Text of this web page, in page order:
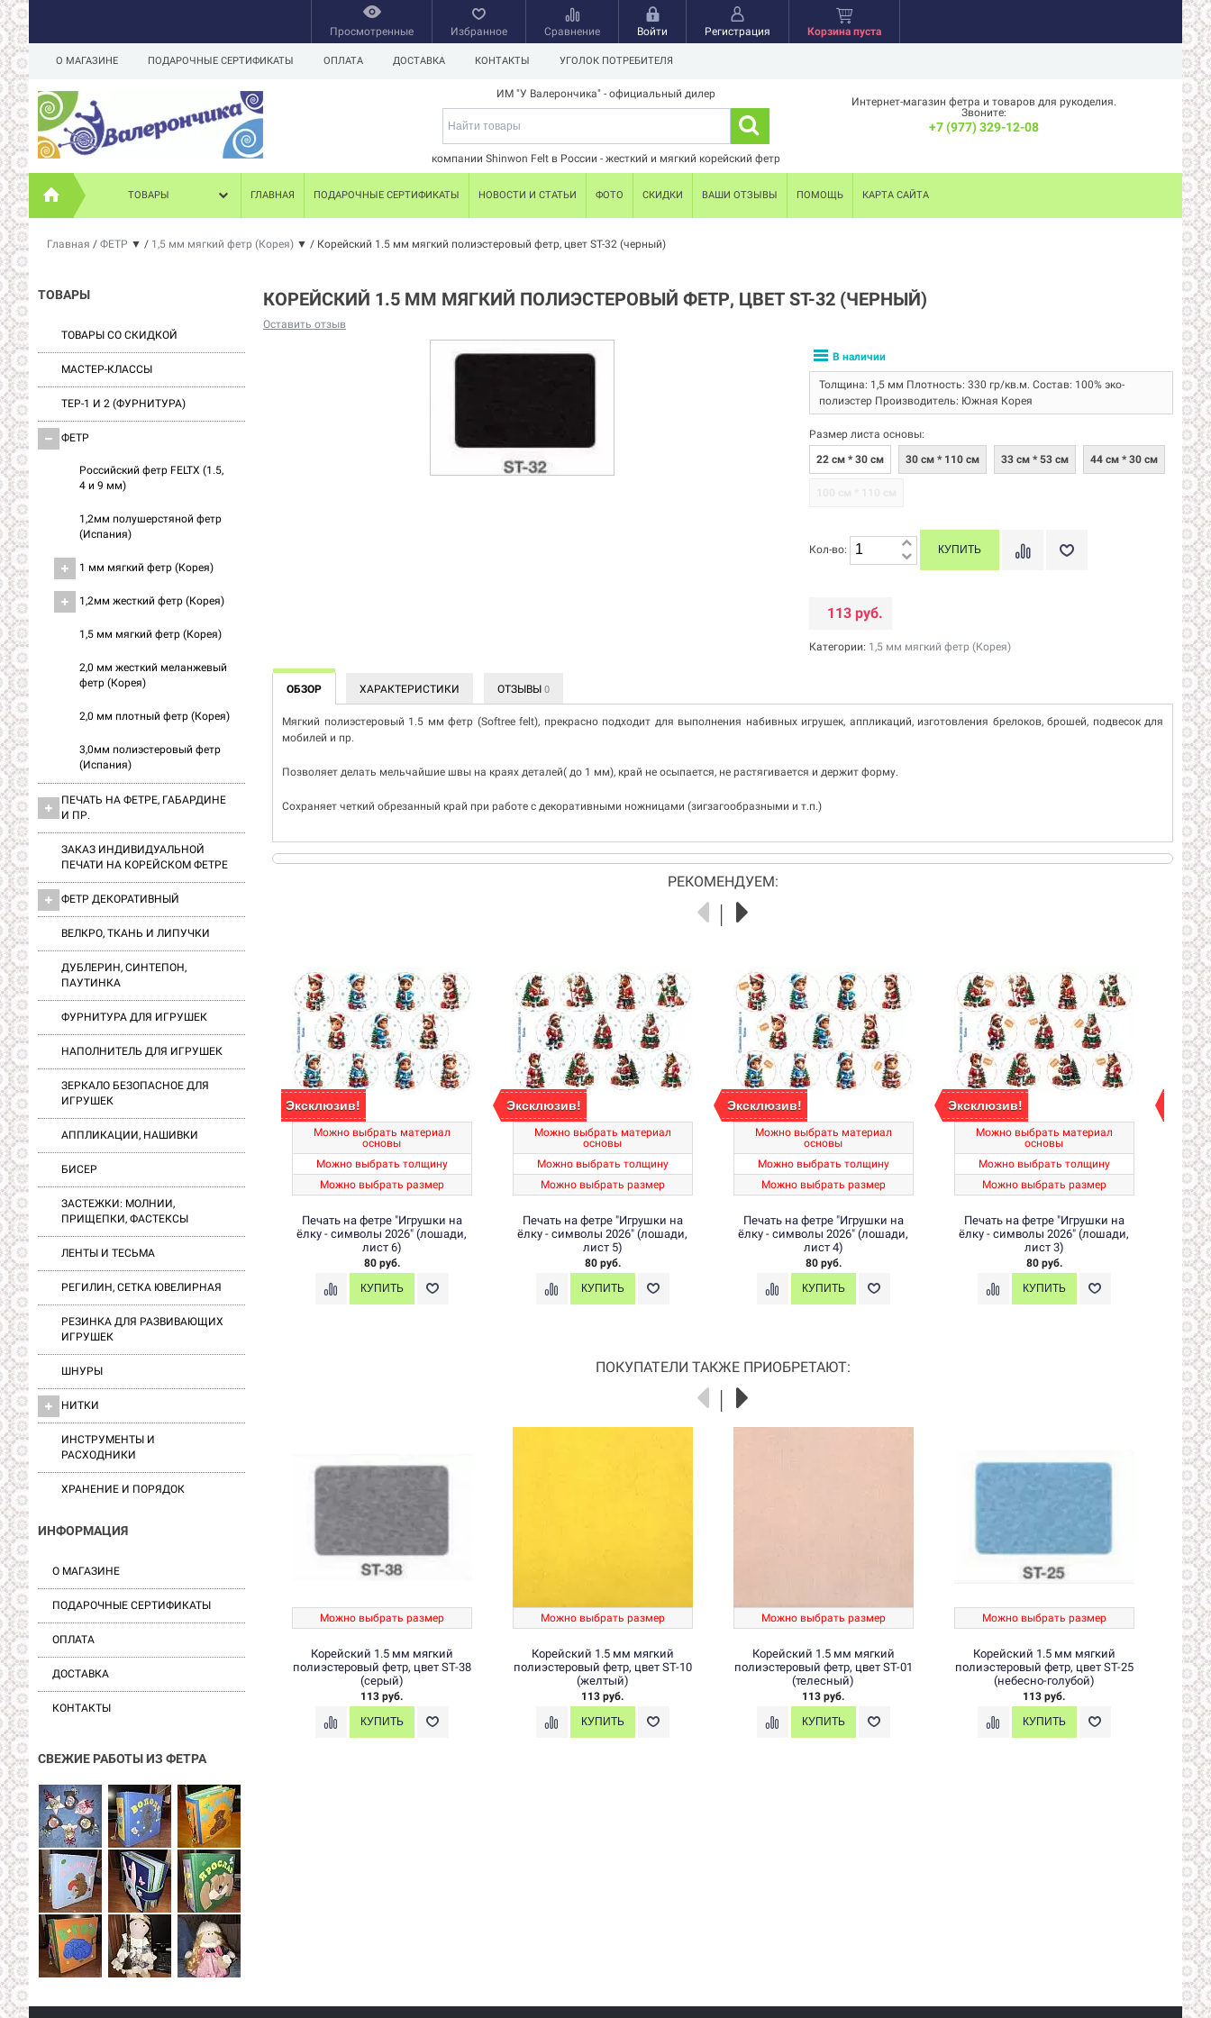
Просмотренные Избранное Сравнение Войти Регистрация Корзина пуста
О МАГАЗИНЕ ПОДАРОЧНЫЕ СЕРТИФИКАТЫ ОПЛАТА ДОСТАВКА КОНТАКТЫ УГОЛОК ПОТРЕБИТЕЛЯ
ИМ "У Валерончика" - официальный дилер
компании Shinwon Felt в России - жесткий и мягкий корейский фетр
Интернет-магазин фетра и товаров для рукоделия.
Звоните:
+7 (977) 329-12-08
ТОВАРЫ ГЛАВНАЯ ПОДАРОЧНЫЕ СЕРТИФИКАТЫ НОВОСТИ И СТАТЬИ ФОТО СКИДКИ ВАШИ ОТЗЫВЫ ПОМОЩЬ КАРТА САЙТА
Главная / ФЕТР ▼ / 1,5 мм мягкий фетр (Корея) ▼ / Корейский 1.5 мм мягкий полиэстеровый фетр, цвет ST-32 (черный)
ТОВАРЫ
ТОВАРЫ СО СКИДКОЙ
МАСТЕР-КЛАССЫ
ТЕР-1 И 2 (ФУРНИТУРА)
ФЕТР
Российский фетр FELTX (1.5,
4 и 9 мм)
1,2мм полушерстяной фетр
(Испания)
1 мм мягкий фетр (Корея)
1,2мм жесткий фетр (Корея)
1,5 мм мягкий фетр (Корея)
2,0 мм жесткий меланжевый
фетр (Корея)
2,0 мм плотный фетр (Корея)
3,0мм полиэстеровый фетр
(Испания)
ПЕЧАТЬ НА ФЕТРЕ, ГАБАРДИНЕ
И ПР.
ЗАКАЗ ИНДИВИДУАЛЬНОЙ
ПЕЧАТИ НА КОРЕЙСКОМ ФЕТРЕ
ФЕТР ДЕКОРАТИВНЫЙ
ВЕЛКРО, ТКАНЬ И ЛИПУЧКИ
ДУБЛЕРИН, СИНТЕПОН,
ПАУТИНКА
ФУРНИТУРА ДЛЯ ИГРУШЕК
НАПОЛНИТЕЛЬ ДЛЯ ИГРУШЕК
ЗЕРКАЛО БЕЗОПАСНОЕ ДЛЯ
ИГРУШЕК
АППЛИКАЦИИ, НАШИВКИ
БИСЕР
ЗАСТЕЖКИ: МОЛНИИ,
ПРИЩЕПКИ, ФАСТЕКСЫ
ЛЕНТЫ И ТЕСЬМА
РЕГИЛИН, СЕТКА ЮВЕЛИРНАЯ
РЕЗИНКА ДЛЯ РАЗВИВАЮЩИХ
ИГРУШЕК
ШНУРЫ
НИТКИ
ИНСТРУМЕНТЫ И
РАСХОДНИКИ
ХРАНЕНИЕ И ПОРЯДОК
ИНФОРМАЦИЯ
О МАГАЗИНЕ
ПОДАРОЧНЫЕ СЕРТИФИКАТЫ
ОПЛАТА
ДОСТАВКА
КОНТАКТЫ
СВЕЖИЕ РАБОТЫ ИЗ ФЕТРА
КОРЕЙСКИЙ 1.5 ММ МЯГКИЙ ПОЛИЭСТЕРОВЫЙ ФЕТР, ЦВЕТ ST-32 (ЧЕРНЫЙ)
Оставить отзыв
В наличии
Толщина: 1,5 мм Плотность: 330 гр/кв.м. Состав: 100% эко-
полиэстер Производитель: Южная Корея
Размер листа основы:
22 см * 30 см
30 см * 110 см 33 см * 53 см 44 см * 30 см
Кол-во:
113 руб.
Категории: 1,5 мм мягкий фетр (Корея)
ОБЗОР ХАРАКТЕРИСТИКИ ОТЗЫВЫ 0
Мягкий полиэстеровый 1.5 мм фетр (Softree felt), прекрасно подходит для выполнения набивных игрушек, аппликаций, изготовления брелоков, брошей, подвесок для
мобилей и пр.
Позволяет делать мельчайшие швы на краях деталей( до 1 мм), край не осыпается, не растягивается и держит форму.
Сохраняет четкий обрезанный край при работе с декоративными ножницами (зигзагообразными и т.п.)
РЕКОМЕНДУЕМ:
Эксклюзив!
Можно выбрать материал
основы
Можно выбрать толщину
Можно выбрать размер
Печать на фетре "Игрушки на
ёлку - символы 2026" (лошади,
лист 6)
80 руб.
Эксклюзив!
Можно выбрать материал
основы
Можно выбрать толщину
Можно выбрать размер
Печать на фетре "Игрушки на
ёлку - символы 2026" (лошади,
лист 5)
80 руб.
Эксклюзив!
Можно выбрать материал
основы
Можно выбрать толщину
Можно выбрать размер
Печать на фетре "Игрушки на
ёлку - символы 2026" (лошади,
лист 4)
80 руб.
Эксклюзив!
Можно выбрать материал
основы
Можно выбрать толщину
Можно выбрать размер
Печать на фетре "Игрушки на
ёлку - символы 2026" (лошади,
лист 3)
80 руб.
ПОКУПАТЕЛИ ТАКЖЕ ПРИОБРЕТАЮТ:
Можно выбрать размер
Корейский 1.5 мм мягкий
полиэстеровый фетр, цвет ST-38
(серый)
113 руб.
Можно выбрать размер
Корейский 1.5 мм мягкий
полиэстеровый фетр, цвет ST-10
(желтый)
113 руб.
Можно выбрать размер
Корейский 1.5 мм мягкий
полиэстеровый фетр, цвет ST-01
(телесный)
113 руб.
Можно выбрать размер
Корейский 1.5 мм мягкий
полиэстеровый фетр, цвет ST-25
(небесно-голубой)
113 руб.